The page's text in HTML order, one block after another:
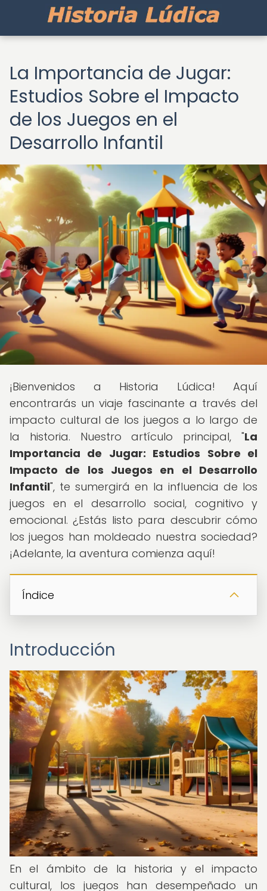
La Importancia de Jugar:
Estudios Sobre el Impacto
de los Juegos en el
Desarrollo Infantil
¡Bienvenidos a Historia Lúdica! Aquí
encontrarás un viaje fascinante a través del
impacto cultural de los juegos a lo largo de
la historia. Nuestro artículo principal, "La
Importancia de Jugar: Estudios Sobre el
Impacto de los Juegos en el Desarrollo
Infantil", te sumergirá en la influencia de los
juegos en el desarrollo social, cognitivo y
emocional. ¿Estás listo para descubrir cómo
los juegos han moldeado nuestra sociedad?
¡Adelante, la aventura comienza aquí!
Índice
Introducción
En el ámbito de la historia y el impacto
cultural, los juegos han desempeñado un